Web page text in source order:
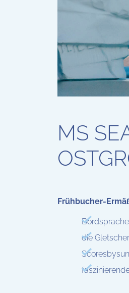
MS
Frühbucher-
die